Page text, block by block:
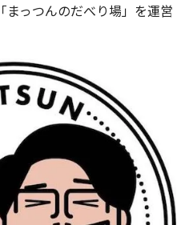
っつんのだべり場」を運営